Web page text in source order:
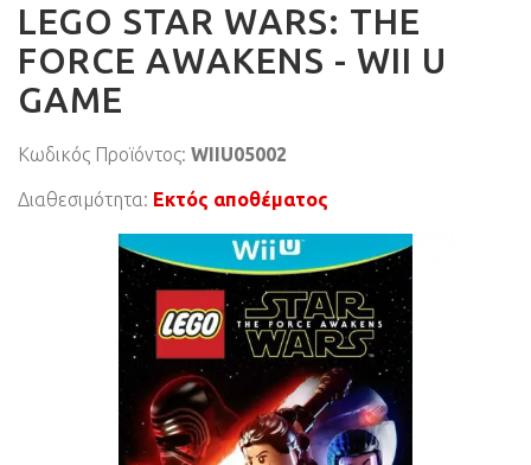
LEGO STAR WARS: THE
FORCE AWAKENS - WII U
GAME
Κωδικός Προϊόντος: WIIU05002
Διαθεσιμότητα: Εκτός αποθέματος